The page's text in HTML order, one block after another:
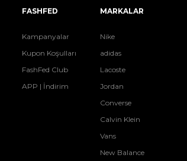
FASHFED
Kampanyalar
Kupon Koşulları
FashFed Club
APP | İndirim
MARKALAR
Nike
adidas
Lacoste
Jordan
Converse
Calvin Klein
Vans
New Balance